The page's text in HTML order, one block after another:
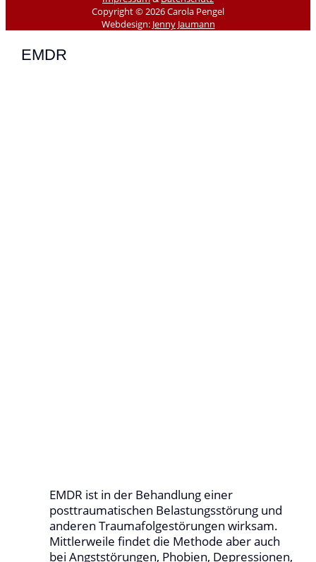
Copyright © 2026 Carola Pengel
Webdesign: Jenny Jaumann
EMDR
EMDR ist in der Behandlung einer
posttraumatischen Belastungsstörung und
anderen Traumafolgestörungen wirksam.
Mittlerweile findet die Methode aber auch
bei Angststörungen, Phobien, Depressionen,